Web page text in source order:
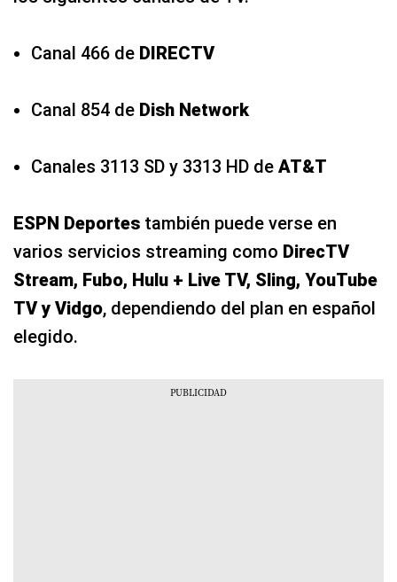
Canal 466 de DIRECTV
Canal 854 de Dish Network
Canales 3113 SD y 3313 HD de AT&T
ESPN Deportes también puede verse en
varios servicios streaming como DirecTV
Stream, Fubo, Hulu + Live TV, Sling, YouTube
TV y Vidgo, dependiendo del plan en español
elegido.